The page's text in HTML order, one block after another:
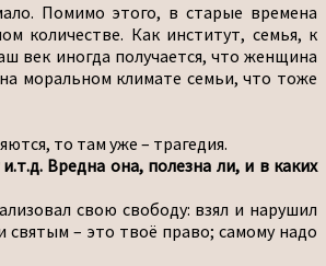
Помимо этого, в старые времена
количестве. Как институт, семья, к
век иногда получается, что женщина
моральном климате семьи, что тоже
то там уже – трагедия.
Вредна она, полезна ли, и в каких
свою свободу: взял и нарушил
– это твоё право; самому надо